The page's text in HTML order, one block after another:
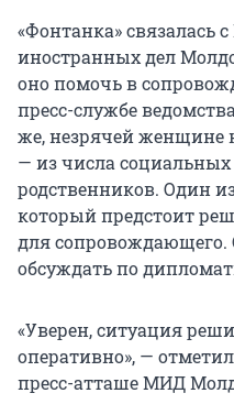
«Фонтанка» связалась
иностранных дел
оно помочь в
пресс-службе
же, незрячей женщине
— из числа
родственников. Один
который предстоит
для
обсуждать по
«Уверен, ситуация
оперативно», —
пресс-атташе МИД